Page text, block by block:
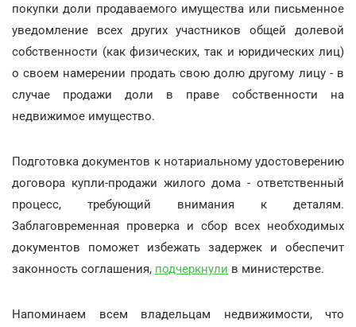
покупки доли продаваемого имущества или письменное
уведомление всех других участников общей долевой
собственности (как физических, так и юридических лиц)
о своем намерении продать свою долю другому лицу - в
случае продажи доли в праве собственности на
недвижимое имущество.
Подготовка документов к нотариальному удостоверению
договора купли-продажи жилого дома - ответственный
процесс, требующий внимания к деталям.
Заблаговременная проверка и сбор всех необходимых
документов поможет избежать задержек и обеспечит
законность соглашения, подчеркнули в министерстве.
Напоминаем всем владельцам недвижимости, что